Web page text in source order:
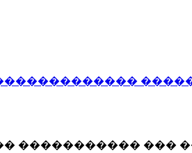
����������� ���